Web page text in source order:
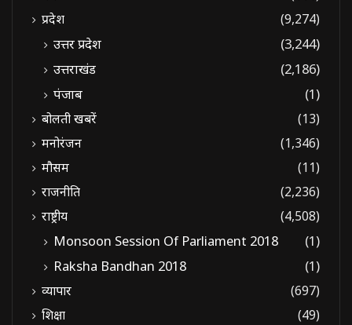
प्रदेश
(9,274)
उत्तर प्रदेश
(3,244)
उत्तराखंड
(2,186)
पंजाब
(1)
बोलती खबरें
(13)
मनोरंजन
(1,346)
मौसम
(11)
राजनीति
(2,236)
राष्ट्रीय
(4,508)
Monsoon Session Of Parliament 2018
(1)
Raksha Bandhan 2018
(1)
व्यापार
(697)
शिक्षा
(49)